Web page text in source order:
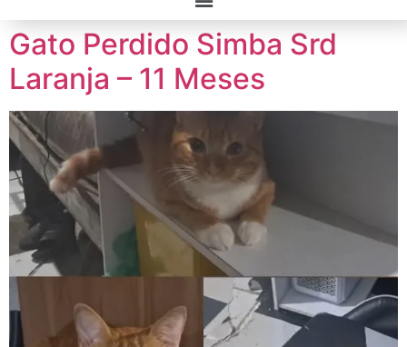
Gato Perdido Simba Srd
Laranja – 11 Meses